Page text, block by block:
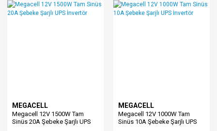
MEGACELL
Megacell 12V 1500W Tam
Sinüs 20A Şebeke Şarjlı UPS
MEGACELL
Megacell 12V 1000W Tam
Sinüs 10A Şebeke Şarjlı UPS